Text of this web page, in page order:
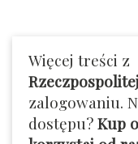
Więcej treści z
Rzeczpospolitej
zalogowaniu.
dostępu?Kup